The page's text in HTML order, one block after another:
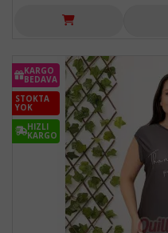
KARGO
BEDAVA
STOKTA
YOK
HIZLI
KARGO